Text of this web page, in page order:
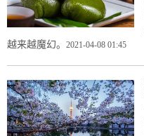
越来越魔幻。 2021-04-08 01:45